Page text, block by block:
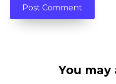
You may